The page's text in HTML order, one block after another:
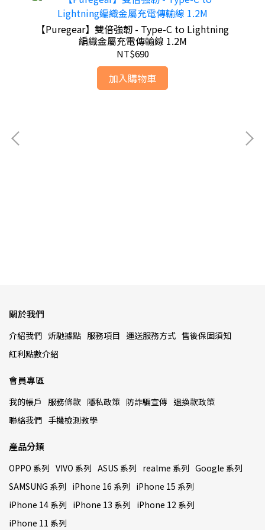
【Puregear】雙倍強韌 - Type-C to Lightning
編織金屬充電傳輸線 1.2M
NT$690
加入購物車
關於我們
介紹我們 炘馳據點 服務項目 運送服務方式 售後保固須知
紅利點數介紹
會員專區
我的帳戶 服務條款 隱私政策 防詐騙宣傳 退換款政策
聯絡我們 手機檢測教學
產品分類
OPPO 系列 VIVO 系列 ASUS 系列 realme 系列 Google 系列
SAMSUNG 系列 iPhone 16 系列 iPhone 15 系列
iPhone 14 系列 iPhone 13 系列 iPhone 12 系列
iPhone 11 系列